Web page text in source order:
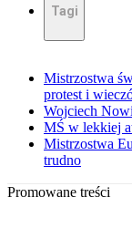
Tagi
Mistrzostwa
protest i
Wojciech
MŚ w lekkiej
Mistrzostwa
trudno
Promowane treści